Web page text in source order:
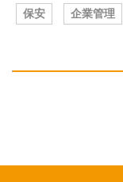
保安 企業管理